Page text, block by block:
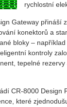
rych­lost­ní
Ga­teway
ko­nek­to­rů a
bloky –
kon­t­ro­ly
te­pel­né
CR-8000
které